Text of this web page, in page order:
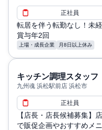
あり
退職・定年に関する補足
なし
給与・残業に関する補足
度）は全額支給。【試
について】 試用期間中
す。 ・基本給：
（月15時間相当） ・合
は、みなし残業手当の適
給となります。
正社員
転居を伴う転勤なし！未
賞与年2回
上場・成長企業 月8日以上休み
キッチン調理スタッフ
九州魂 浜松駅前店 浜松市
正社員
【店長・店長候補募集】
で販促企画やおすすめメ